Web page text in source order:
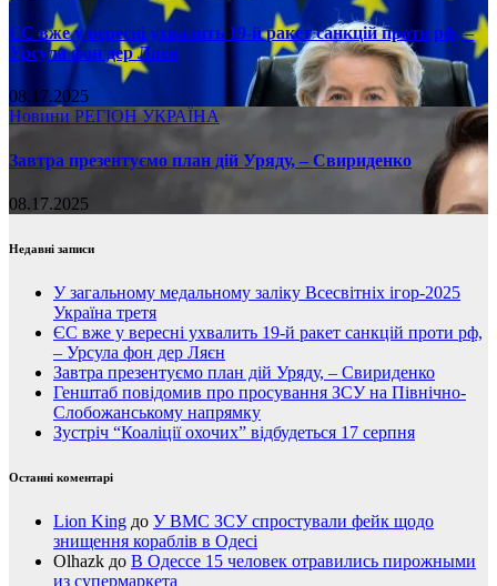
ЄС вже у вересні ухвалить 19-й ракет санкцій проти рф, –
Урсула фон дер Ляєн
08.17.2025
Новини РЕГІОН УКРАЇНА
Завтра презентуємо план дій Уряду, – Свириденко
08.17.2025
Недавні записи
У загальному медальному заліку Всесвітніх ігор-2025
Україна третя
ЄС вже у вересні ухвалить 19-й ракет санкцій проти рф,
– Урсула фон дер Ляєн
Завтра презентуємо план дій Уряду, – Свириденко
Генштаб повідомив про просування ЗСУ на Північно-
Слобожанському напрямку
Зустріч “Коаліції охочих” відбудеться 17 серпня
Останні коментарі
Lion King до У ВМС ЗСУ спростували фейк щодо
знищення кораблів в Одесі
Olhazk до В Одессе 15 человек отравились пирожными
из супермаркета